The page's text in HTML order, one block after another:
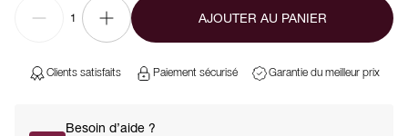
1 AJOUTER AU PANIER
Clients satisfaits Paiement sécurisé Garantie du meilleur prix
Besoin d’aide ?